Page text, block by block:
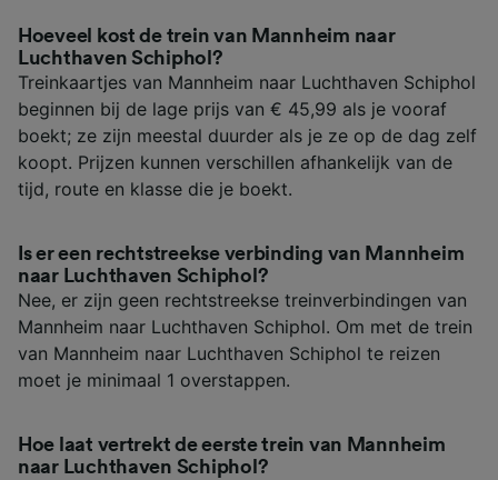
Hoeveel kost de trein van Mannheim naar
Luchthaven Schiphol?
Treinkaartjes van Mannheim naar Luchthaven Schiphol
beginnen bij de lage prijs van € 45,99 als je vooraf
boekt; ze zijn meestal duurder als je ze op de dag zelf
koopt. Prijzen kunnen verschillen afhankelijk van de
tijd, route en klasse die je boekt.
Is er een rechtstreekse verbinding van Mannheim
naar Luchthaven Schiphol?
Nee, er zijn geen rechtstreekse treinverbindingen van
Mannheim naar Luchthaven Schiphol. Om met de trein
van Mannheim naar Luchthaven Schiphol te reizen
moet je minimaal 1 overstappen.
Hoe laat vertrekt de eerste trein van Mannheim
naar Luchthaven Schiphol?